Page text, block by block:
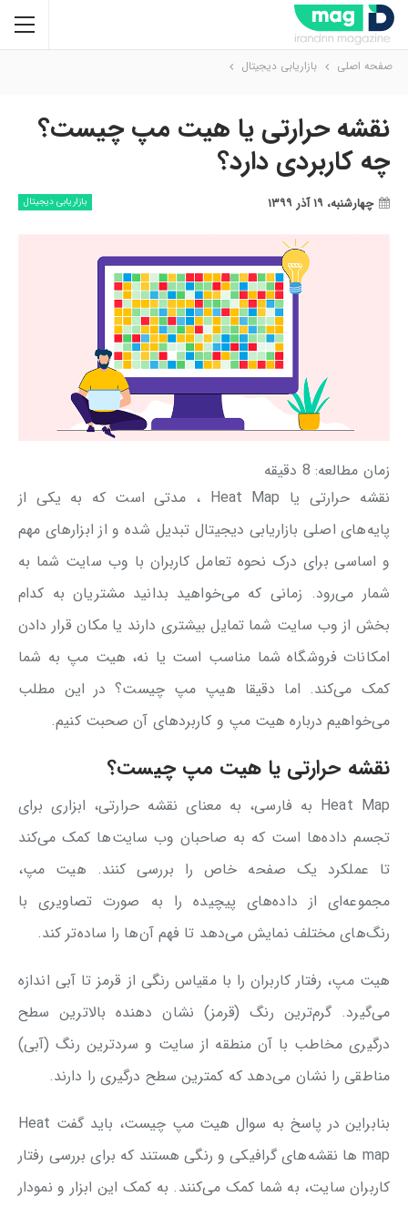
صفحه اصلی بازاریابی دیجیتال
نقشه حرارتی یا هیت مپ چیست؟
چه کاربردی دارد؟
بازاریابی دیجیتال چهارشنبه، ۱۹ آذر ۱۳۹۹
زمان مطالعه: 8 دقیقه
نقشه حرارتی یا Heat Map ، مدتی است که به یکی از
پایه‌های اصلی بازاریابی دیجیتال تبدیل شده و از ابزارهای مهم
و اساسی برای درک نحوه تعامل کاربران با وب سایت شما به
شمار می‌رود. زمانی که می‌خواهید بدانید مشتریان به کدام
بخش از وب سایت شما تمایل بیشتری دارند یا مکان قرار دادن
امکانات فروشگاه شما مناسب است یا نه، هیت مپ به شما
کمک می‌کند. اما دقیقا هیپ مپ چیست؟ در این مطلب
می‌خواهیم درباره هیت مپ و کاربردهای آن صحبت کنیم.
نقشه حرارتی یا هیت مپ چیست؟
Heat Map به فارسی، به معنای نقشه حرارتی، ابزاری برای
تجسم داده‌ها است که به صاحبان وب سایت‌ها کمک می‌کند
تا عملکرد یک صفحه خاص را بررسی کنند. هیت مپ،
مجموعه‌ای از داده‌های پیچیده را به صورت تصاویری با
رنگ‌های مختلف نمایش می‌دهد تا فهم آن‌ها را ساده‌تر کند.
هیت مپ، رفتار کاربران را با مقیاس رنگی از قرمز تا آبی اندازه
می‌گیرد. گرم‌ترین رنگ (قرمز) نشان دهنده بالاترین سطح
درگیری مخاطب با آن منطقه از سایت و سردترین رنگ (آبی)
مناطقی را نشان می‌دهد که کمترین سطح درگیری را دارند.
بنابراین در پاسخ به سوال هیت مپ چیست، باید گفت Heat
map ها نقشه‌های گرافیکی و رنگی هستند که برای بررسی رفتار
کاربران سایت، به شما کمک می‌کنند. به کمک این ابزار و نمودار